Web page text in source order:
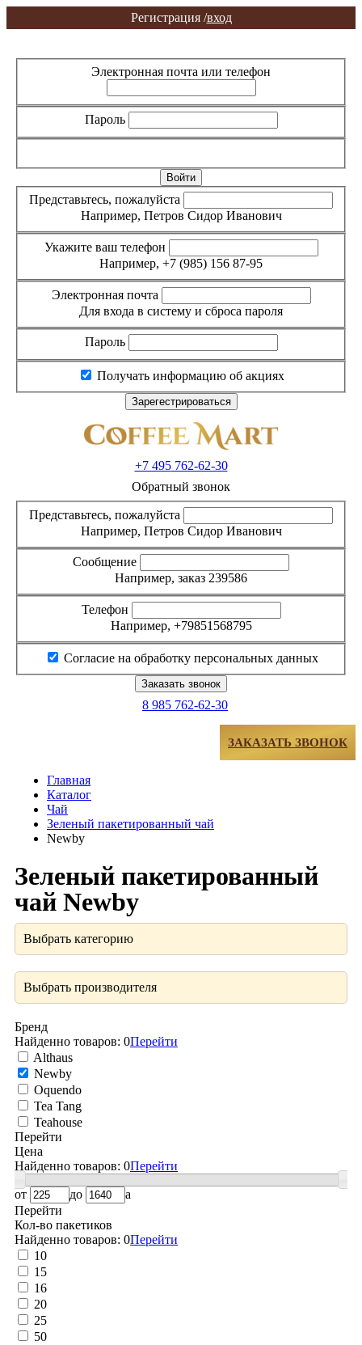
Регистрация /вход
Электронная почта или телефон
Пароль
Представьтесь, пожалуйста
Например, Петров Сидор Иванович
Укажите ваш телефон
Например, +7 (985) 156 87-95
Электронная почта
Для входа в систему и сброса пароля
Пароль
Получать информацию об акциях
+7 495762-62-30
Обратный звонок
Представьтесь, пожалуйста
Например, Петров Сидор Иванович
Сообщение
Например, заказ 239586
Телефон
Например, +79851568795
Согласие на обработку персональных данных
8 985 762-62-30
ЗАКАЗАТЬ ЗВОНОК
Главная
Каталог
Чай
Зеленый пакетированный чай
Newby
Зеленый пакетированный
чай Newby
Выбрать категорию
Выбрать производителя
Бренд
Найденно товаров: 0Перейти
Althaus
Newby
Oquendo
Tea Tang
Teahouse
Перейти
Цена
Найденно товаров: 0Перейти
от до
a
Перейти
Кол-во пакетиков
Найденно товаров: 0Перейти
10
15
16
20
25
50